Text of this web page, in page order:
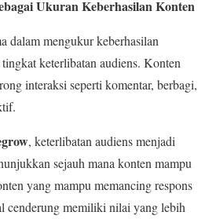
Ukuran Keberhasilan Konten
dalam mengukur keberhasilan
keterlibatan audiens. Konten
interaksi seperti komentar, berbagi,
, keterlibatan audiens menjadi
sejauh mana konten mampu
yang mampu memancing respons
cenderung memiliki nilai yang lebih